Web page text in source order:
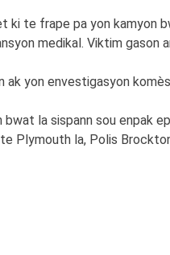
ki te frape pa yon kamyon
medikal. Viktim gason
yon envestigasyon
la sispann sou enpak
la, Polis